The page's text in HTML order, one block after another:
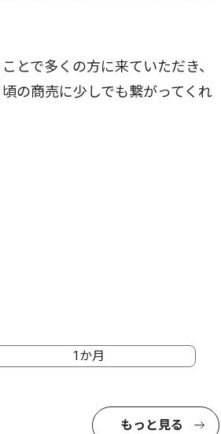
とで多くの方に来ていただき、
の商売に少しでも繋がってくれ
1か月
もっと見る